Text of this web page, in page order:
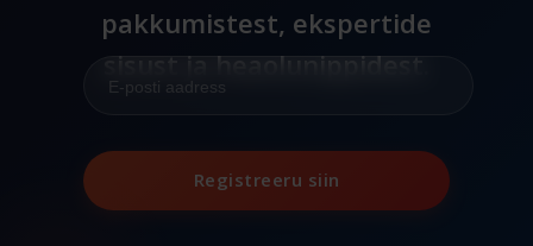
pakkumistest, ekspertide
sisust ja heaolunippidest.
Registreeru siin